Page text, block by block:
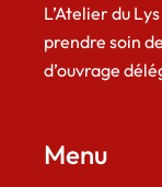
L’Atelier du
prendre soin
d’ouvrage
Menu